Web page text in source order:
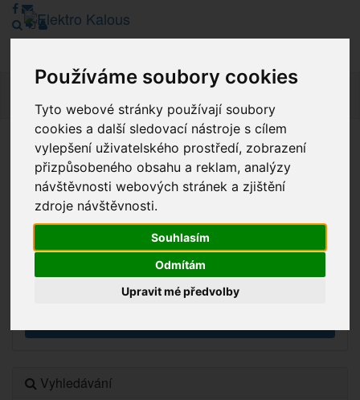
Používáme soubory cookies
Tyto webové stránky používají soubory
cookies a další sledovací nástroje s cílem
vylepšení uživatelského prostředí, zobrazení
přizpůsobeného obsahu a reklam, analýzy
návštěvnosti webových stránek a zjištění
zdroje návštěvnosti.
Souhlasím
Odmítám
Upravit mé předvolby
Vážení zákazníci, v tuto chvíli je Náš internetový obchod v
režimu Katalogu. Objednávky on-line nyní nelze vyřídit.
Děkujeme za pochopení.
Výprodej
Vyhledávání